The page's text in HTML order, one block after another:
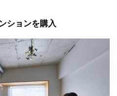
ションを購入